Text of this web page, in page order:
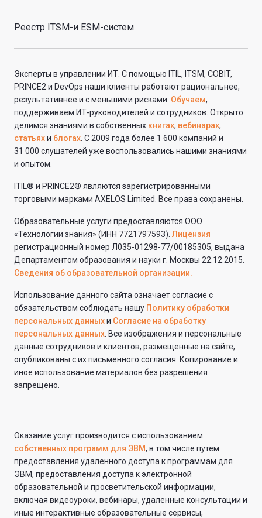
Реестр ITSM-и ESM-систем
Эксперты в управлении ИТ. С помощью ITIL, ITSM, COBIT,
PRINCE2 и DevOps наши клиенты работают рациональнее,
результативнее и с меньшими рисками. Обучаем,
поддерживаем ИТ-руководителей и сотрудников. Открыто
делимся знаниями в собственных книгах, вебинарах,
статьяхи блогах . С 2009 года более 1 600 компаний и
31 000 слушателей уже воспользовались нашими знаниями
и опытом.
ITIL® и PRINCE2® являются зарегистрированными
торговыми марками AXELOS Limited. Все права сохранены.
Образовательные услуги предоставляются ООО
«Технологии знания» (ИНН 7721797593). Лицензия
регистрационный номер Л035-01298-77/00185305, выдана
Департаментом образования и науки г. Москвы 22.12.2015.
Сведения об образовательной организации.
Использование данного сайта означает согласие с
обязательством соблюдать нашу Политику обработки
персональных данныхи Согласие на обработку
персональных данных . Все изображения и персональные
данные сотрудников и клиентов, размещенные на сайте,
опубликованы с их письменного согласия. Копирование и
иное использование материалов без разрешения
запрещено.
Оказание услуг производится с использованием
собственных программ для ЭВМ, в том числе путем
предоставления удаленного доступа к программам для
ЭВМ, предоставления доступа к электронной
образовательной и просветительской информации,
включая видеоуроки, вебинары, удаленные консультации и
иные интерактивные образовательные сервисы,